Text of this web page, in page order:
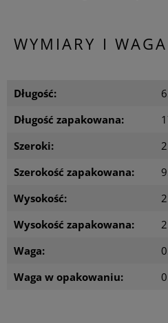
WYMIARY I
Długość:
Długość zapakowana:
Szeroki:
Szerokość zapakowana:
Wysokość:
Wysokość zapakowana:
Waga:
Waga w opakowaniu: